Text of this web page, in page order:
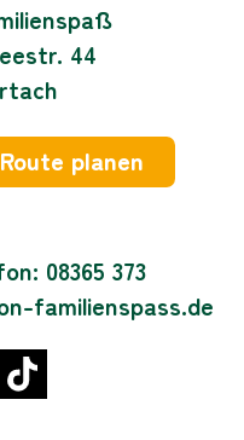
44
planen
08365 373
familienspass.de